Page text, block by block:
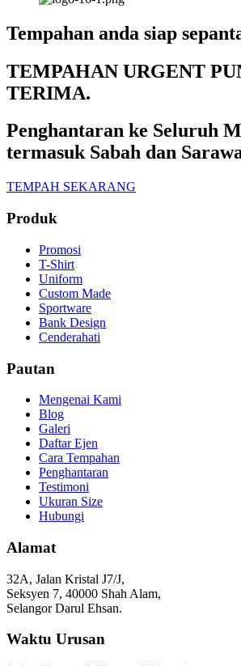
Tempahan anda siap
TEMPAHAN URGENT
TERIMA.
Penghantaran ke Seluruh
termasuk Sabah dan
TEMPAH SEKARANG
Produk
Promosi
T-Shirt
Uniform
Custom Made
Sportware
Bank Design
Cenderahati
Pautan
Mengenai Kami
Blog
Galeri
Daftar Ejen
Cara Tempahan
Penghantaran
Testimoni
Ukuran Size
Hubungi
Alamat
32A, Jalan Kristal J7/J,
Seksyen 7, 40000 Shah Alam,
Selangor Darul Ehsan.
Waktu Urusan